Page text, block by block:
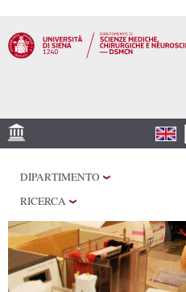
contenuto
principale
CENTRI DI RICERCA
LABORATORI
BIBLIOTECHE
SERVIZI
DIPARTIMENTO
RICERCA